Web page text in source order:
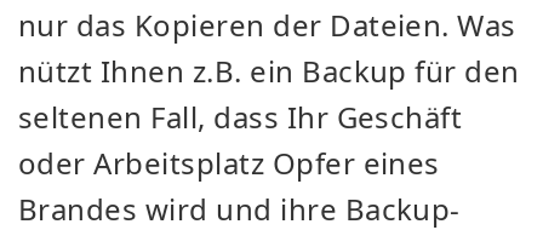
nur das Kopieren der Dateien. Was
nützt Ihnen z.B. ein Backup für den
seltenen Fall, dass Ihr Geschäft
oder Arbeitsplatz Opfer eines
Brandes wird und ihre Backup-